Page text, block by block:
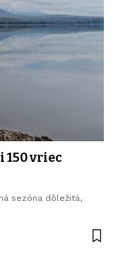
150 vriec
sezóna dôležitá,